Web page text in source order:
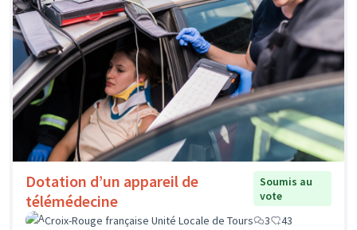
Dotation d’un appareil de
télémédecine
Soumis au
vote
Croix-Rouge française Unité Locale de Tours
3 43